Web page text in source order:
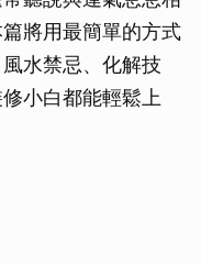
將用最簡單的方式
水禁忌、化解技
小白都能輕鬆上